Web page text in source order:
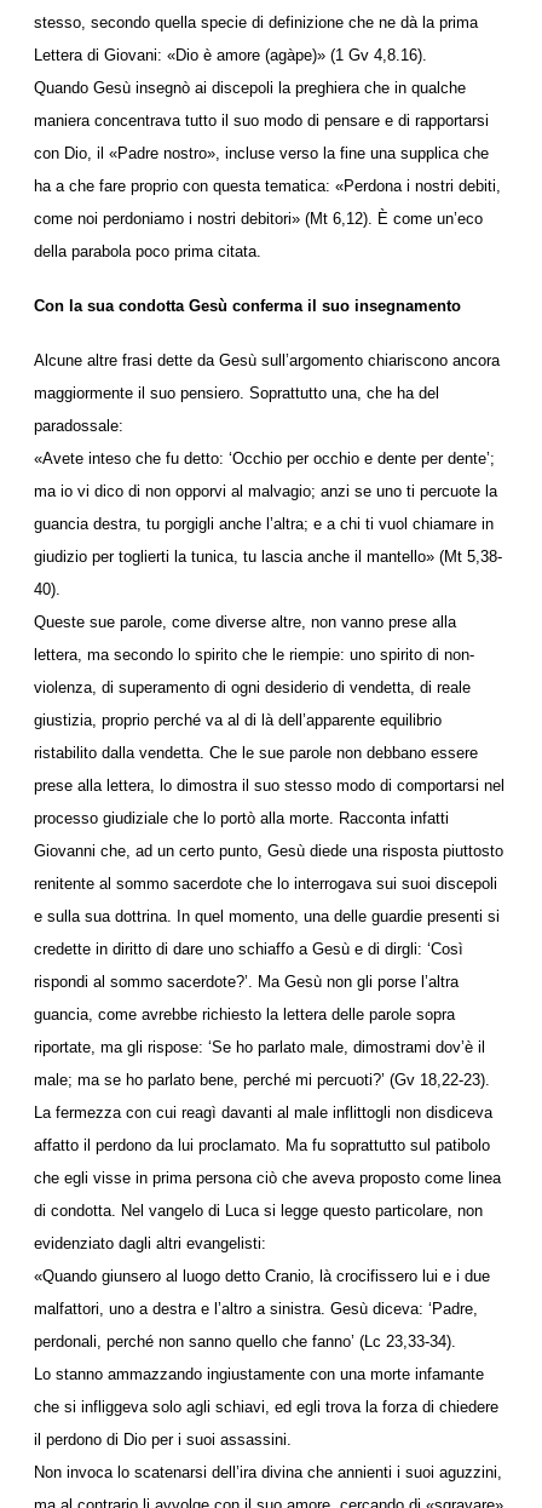
stesso, secondo quella specie di definizione che ne dà la prima
Lettera di Giovani: «Dio è amore (agàpe)» (1 Gv 4,8.16).
Quando Gesù insegnò ai discepoli la preghiera che in qualche
maniera concentrava tutto il suo modo di pensare e di rapportarsi
con Dio, il «Padre nostro», incluse verso la fine una supplica che
ha a che fare proprio con questa tematica: «Perdona i nostri debiti,
come noi perdoniamo i nostri debitori» (Mt 6,12). È come un’eco
della parabola poco prima citata.
Con la sua condotta Gesù conferma il suo insegnamento
Alcune altre frasi dette da Gesù sull’argomento chiariscono ancora
maggiormente il suo pensiero. Soprattutto una, che ha del
paradossale:
«Avete inteso che fu detto: ‘Occhio per occhio e dente per dente’;
ma io vi dico di non opporvi al malvagio; anzi se uno ti percuote la
guancia destra, tu porgigli anche l’altra; e a chi ti vuol chiamare in
giudizio per toglierti la tunica, tu lascia anche il mantello» (Mt 5,38-
40).
Queste sue parole, come diverse altre, non vanno prese alla
lettera, ma secondo lo spirito che le riempie: uno spirito di non-
violenza, di superamento di ogni desiderio di vendetta, di reale
giustizia, proprio perché va al di là dell’apparente equilibrio
ristabilito dalla vendetta. Che le sue parole non debbano essere
prese alla lettera, lo dimostra il suo stesso modo di comportarsi nel
processo giudiziale che lo portò alla morte. Racconta infatti
Giovanni che, ad un certo punto, Gesù diede una risposta piuttosto
renitente al sommo sacerdote che lo interrogava sui suoi discepoli
e sulla sua dottrina. In quel momento, una delle guardie presenti si
credette in diritto di dare uno schiaffo a Gesù e di dirgli: ‘Così
rispondi al sommo sacerdote?’. Ma Gesù non gli porse l’altra
guancia, come avrebbe richiesto la lettera delle parole sopra
riportate, ma gli rispose: ‘Se ho parlato male, dimostrami dov’è il
male; ma se ho parlato bene, perché mi percuoti?’ (Gv 18,22-23).
La fermezza con cui reagì davanti al male inflittogli non disdiceva
affatto il perdono da lui proclamato. Ma fu soprattutto sul patibolo
che egli visse in prima persona ciò che aveva proposto come linea
di condotta. Nel vangelo di Luca si legge questo particolare, non
evidenziato dagli altri evangelisti:
«Quando giunsero al luogo detto Cranio, là crocifissero lui e i due
malfattori, uno a destra e l’altro a sinistra. Gesù diceva: ‘Padre,
perdonali, perché non sanno quello che fanno’ (Lc 23,33-34).
Lo stanno ammazzando ingiustamente con una morte infamante
che si infliggeva solo agli schiavi, ed egli trova la forza di chiedere
il perdono di Dio per i suoi assassini.
Non invoca lo scatenarsi dell’ira divina che annienti i suoi aguzzini,